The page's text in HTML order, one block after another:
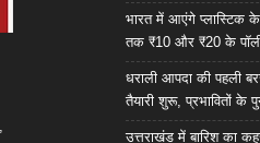
भारत में आएंगे प्लास्टिक
तक ₹10 और ₹20 के
धराली आपदा की पहली
तैयारी शुरू, प्रभावितों के
उत्तराखंड में बारिश का